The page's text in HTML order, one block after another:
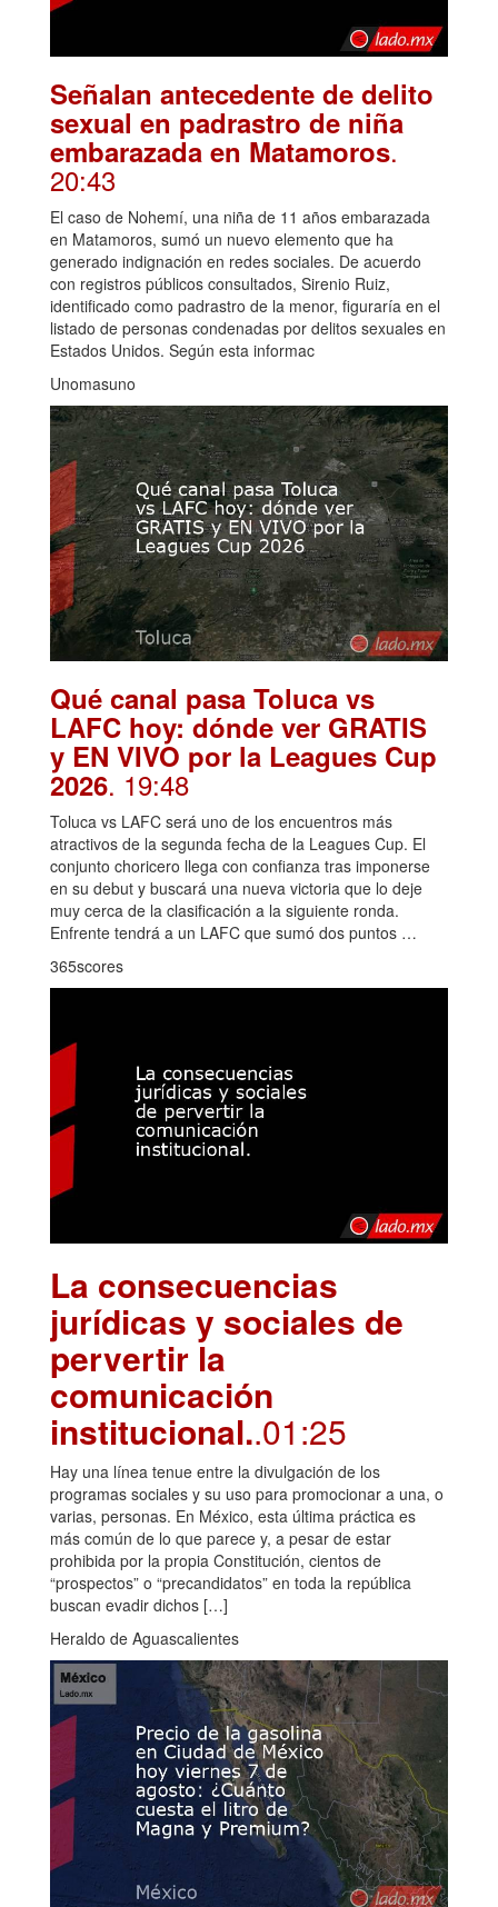
Señalan antecedente de delito
sexual en padrastro de niña
embarazada en Matamoros.
20:43
El caso de Nohemí, una niña de 11 años embarazada
en Matamoros, sumó un nuevo elemento que ha
generado indignación en redes sociales. De acuerdo
con registros públicos consultados, Sirenio Ruiz,
identificado como padrastro de la menor, figuraría en el
listado de personas condenadas por delitos sexuales en
Estados Unidos. Según esta informac
Unomasuno
Qué canal pasa Toluca vs
LAFC hoy: dónde ver GRATIS
y EN VIVO por la Leagues Cup
2026. 19:48
Toluca vs LAFC será uno de los encuentros más
atractivos de la segunda fecha de la Leagues Cup. El
conjunto choricero llega con confianza tras imponerse
en su debut y buscará una nueva victoria que lo deje
muy cerca de la clasificación a la siguiente ronda.
Enfrente tendrá a un LAFC que sumó dos puntos …
365scores
La consecuencias
jurídicas y sociales de
pervertir la
comunicación
institucional..01:25
Hay una línea tenue entre la divulgación de los
programas sociales y su uso para promocionar a una, o
varias, personas. En México, esta última práctica es
más común de lo que parece y, a pesar de estar
prohibida por la propia Constitución, cientos de
“prospectos” o “precandidatos” en toda la república
buscan evadir dichos […]
Heraldo de Aguascalientes